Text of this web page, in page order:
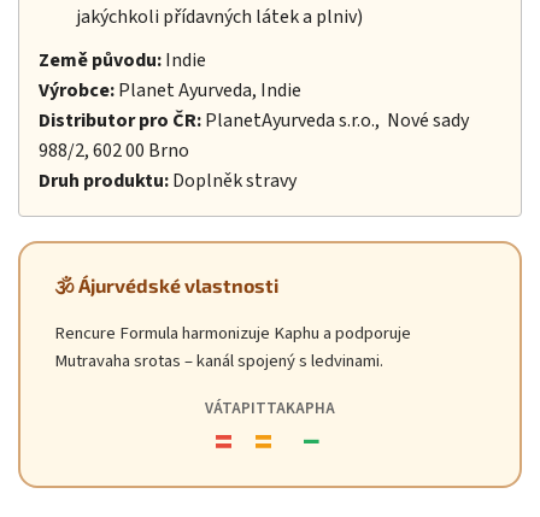
jakýchkoli přídavných látek a plniv)
Země původu:Indie
Výrobce:Planet Ayurveda, Indie
Distributor pro ČR:PlanetAyurveda s.r.o., Nové sady
988/2, 602 00 Brno
Druh produktu:Doplněk stravy
🕉️ Ájurvédské vlastnosti
Rencure Formula harmonizuje Kaphu a podporuje
Mutravaha srotas – kanál spojený s ledvinami.
VÁTA
=
PITTA
=
KAPHA
−